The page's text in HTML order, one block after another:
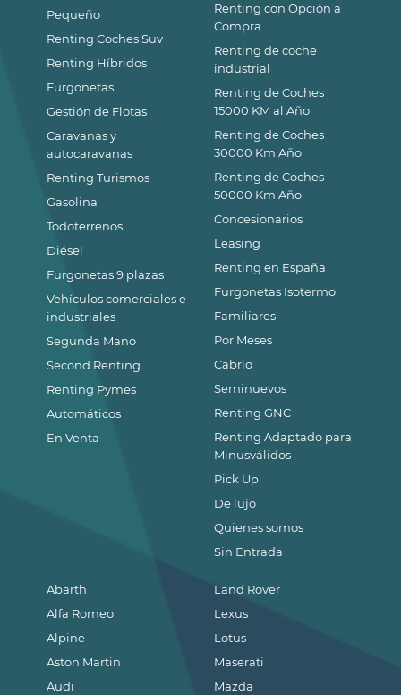
Pequeño
Renting Coches Suv
Renting Híbridos
Furgonetas
Gestión de Flotas
Caravanas y
autocaravanas
Renting Turismos
Gasolina
Todoterrenos
Diésel
Furgonetas 9 plazas
Vehículos comerciales e
industriales
Segunda Mano
Second Renting
Renting Pymes
Automáticos
En Venta
Abarth
Alfa Romeo
Alpine
Aston Martin
Audi
Land Rover
Lexus
Lotus
Maserati
Mazda
Renting con Opción a
Compra
Renting de coche
industrial
Renting de Coches
15000 KM al Año
Renting de Coches
30000 Km Año
Renting de Coches
50000 Km Año
Concesionarios
Leasing
Renting en España
Furgonetas Isotermo
Familiares
Por Meses
Cabrio
Seminuevos
Renting GNC
Renting Adaptado para
Minusválidos
Pick Up
De lujo
Quienes somos
Sin Entrada